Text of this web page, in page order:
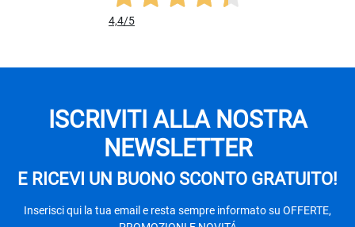
ISCRIVITI ALLA NOSTRA
NEWSLETTER
E RICEVI UN BUONO SCONTO GRATUITO!
Inserisci qui la tua email e resta sempre informato su OFFERTE,
PROMOZIONI E NOVITÁ